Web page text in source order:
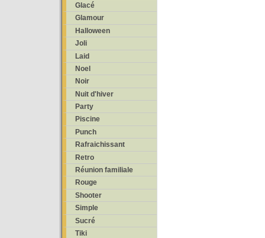
Glacé
Glamour
Halloween
Joli
Laid
Noel
Noir
Nuit d'hiver
Party
Piscine
Punch
Rafraichissant
Retro
Réunion familiale
Rouge
Shooter
Simple
Sucré
Tiki